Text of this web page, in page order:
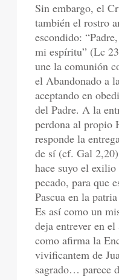
Sin embargo, el
también el rostro
escondido:
mi espíritu” (Lc
une la comunión
el Abandonado a
aceptando en
del Padre. A la
perdona al propio
responde la
de sí (cf. Gal
hace suyo el
pecado, para que
Pascua en la
Es así como un
deja entrever en
como afirma la
vivificantem de
sagrado… parece